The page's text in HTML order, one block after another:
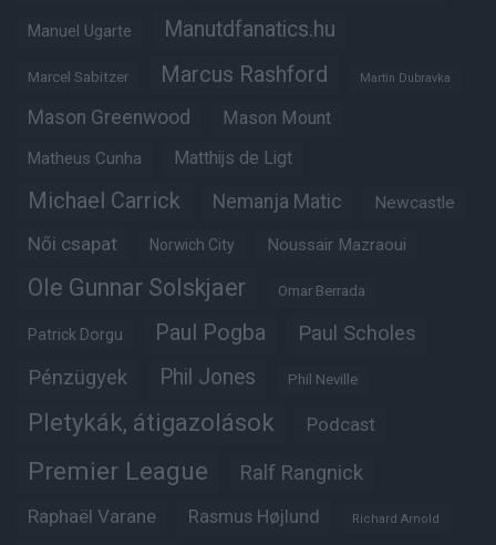
Manuel Ugarte Manutdfanatics.hu
Marcel Sabitzer Marcus Rashford Martin Dubravka
Mason Greenwood Mason Mount
Matheus Cunha Matthijs de Ligt
Michael Carrick Nemanja Matic Newcastle
Női csapat Norwich City Noussair Mazraoui
Ole Gunnar Solskjaer Omar Berrada
Patrick Dorgu Paul Pogba Paul Scholes
Pénzügyek Phil Jones Phil Neville
Pletykák, átigazolások Podcast
Premier League Ralf Rangnick
Raphaël Varane Rasmus Højlund Richard Arnold